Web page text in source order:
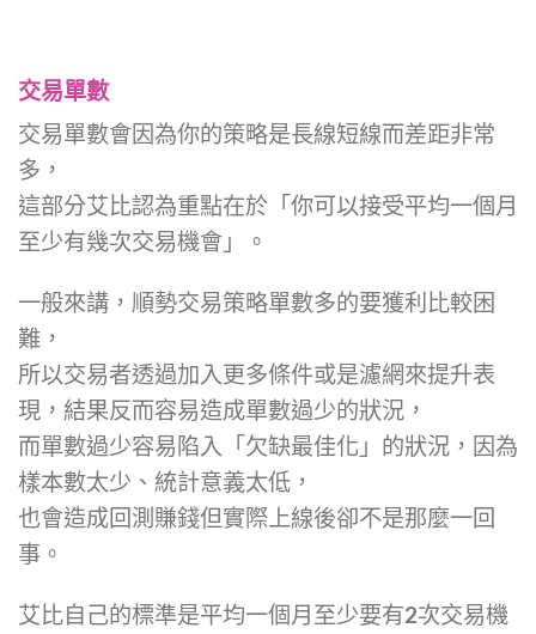
交易單數
交易單數會因為你的策略是長線短線而差距非常
多，
這部分艾比認為重點在於「你可以接受平均一個月
至少有幾次交易機會」。
一般來講，順勢交易策略單數多的要獲利比較困
難，
所以交易者透過加入更多條件或是濾網來提升表
現，結果反而容易造成單數過少的狀況，
而單數過少容易陷入「欠缺最佳化」的狀況，因為
樣本數太少、統計意義太低，
也會造成回測賺錢但實際上線後卻不是那麼一回
事。
艾比自己的標準是平均一個月至少要有2次交易機